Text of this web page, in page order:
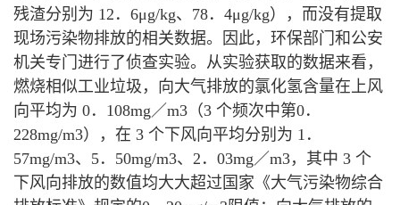
残渣分别为 12．6μg/kg、78．4μg/kg），而没有提取
现场污染物排放的相关数据。因此，环保部门和公安
机关专门进行了侦查实验。从实验获取的数据来看，
燃烧相似工业垃圾，向大气排放的氯化氢含量在上风
向平均为 0．108mg／m3（3 个频次中第0．
228mg/m3），在 3 个下风向平均分别为 1．
57mg/m3、5．50mg/m3、2．03mg／m3，其中 3 个
下风向排放的数值均大大超过国家《大气污染物综合